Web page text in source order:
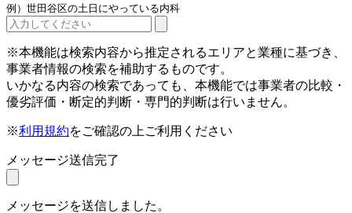
例）世田谷区の土日にやっている内科
※本機能は検索内容から推定されるエリアと業種に基づき、
事業者情報の検索を補助するものです。
いかなる内容の検索であっても、本機能では事業者の比較・
優劣評価・断定的判断・専門的判断は行いません。
※利用規約をご確認の上ご利用ください
メッセージ送信完了
メッセージを送信しました。